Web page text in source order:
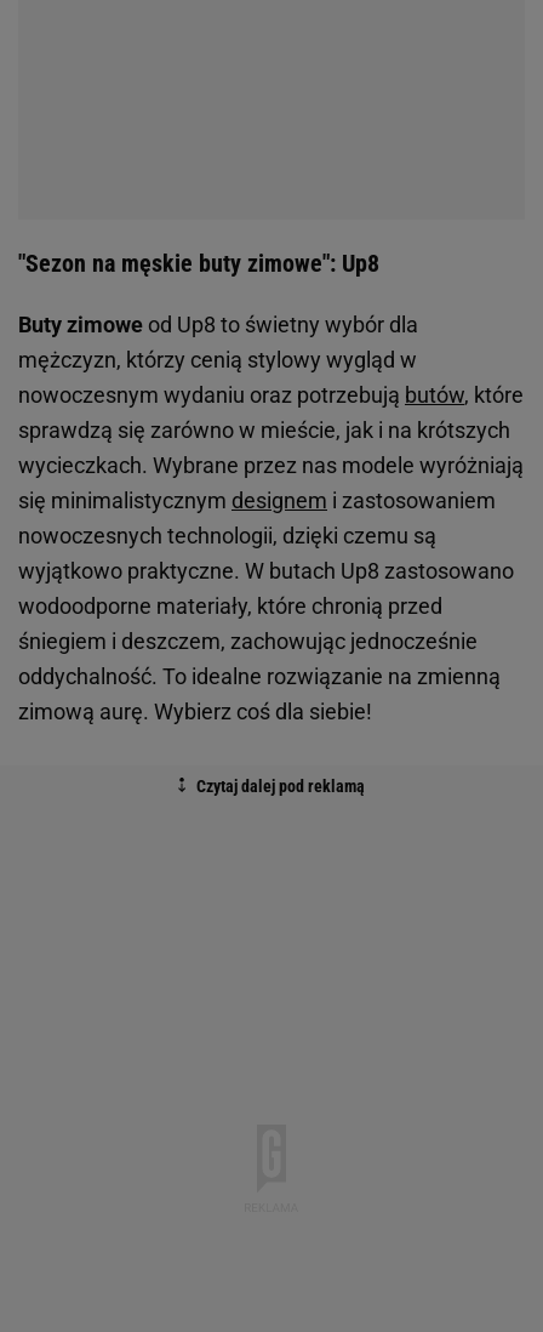
"Sezon na męskie buty zimowe": Up8
Buty zimowe od Up8 to świetny wybór dla
mężczyzn, którzy cenią stylowy wygląd w
nowoczesnym wydaniu oraz potrzebują butów, które
sprawdzą się zarówno w mieście, jak i na krótszych
wycieczkach. Wybrane przez nas modele wyróżniają
się minimalistycznym designem i zastosowaniem
nowoczesnych technologii, dzięki czemu są
wyjątkowo praktyczne. W butach Up8 zastosowano
wodoodporne materiały, które chronią przed
śniegiem i deszczem, zachowując jednocześnie
oddychalność. To idealne rozwiązanie na zmienną
zimową aurę. Wybierz coś dla siebie!